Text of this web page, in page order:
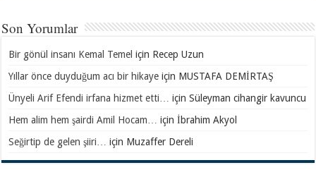
Son Yorumlar
Bir gönül insanı Kemal Temel için Recep Uzun
Yıllar önce duyduğum acı bir hikaye için MUSTAFA DEMİRTAŞ
Ünyeli Arif Efendi irfana hizmet etti…
içinSüleyman cihangir kavuncu
Hem alim hem şairdi Amil Hocam…
içinİbrahim Akyol
Seğirtip de gelen şiiri…
için Muzaffer Dereli